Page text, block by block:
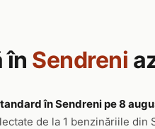
în Sendreni
în Sendreni pe 8
de la 1 benzinăriile din